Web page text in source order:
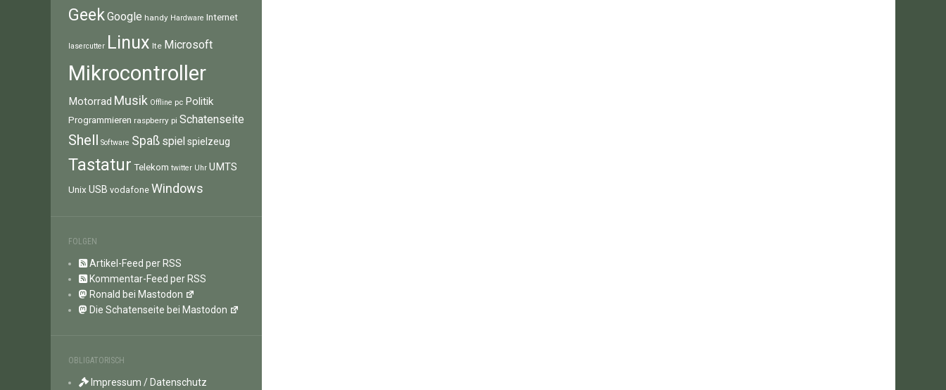
GeekGoogle handy Hardware Internet
lasercutter Linux lte Microsoft
Mikrocontroller
Motorrad Musik Offline pc Politik
Programmieren raspberry pi Schatenseite
Shell Software Spaß spiel spielzeug
Tastatur Telekom twitter Uhr UMTS
Unix USB vodafone Windows
FOLGEN
Artikel-Feed per RSS
Kommentar-Feed per RSS
Ronald bei Mastodon
Die Schatenseite bei Mastodon
OBLIGATORISCH
Impressum / Datenschutz